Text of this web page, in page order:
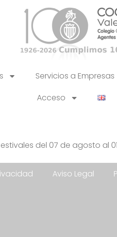
Servicios a Empresas
Acceso
del 07 de agosto al
Aviso Legal